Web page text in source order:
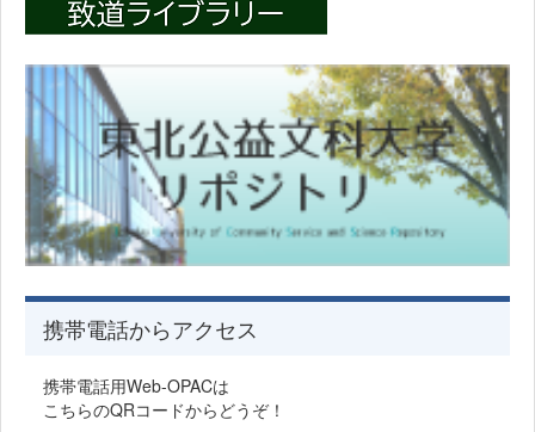
携帯電話からアクセス
携帯電話用Web-OPACは
こちらのQRコードからどうぞ！